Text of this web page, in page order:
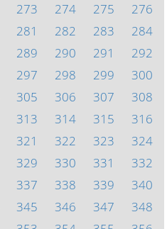
273 274 275
276
281 282 283
284
289 290 291
292
297 298 299
300
305 306 307
308
313 314 315
316
321 322 323
324
329 330 331
332
337 338 339
340
345 346 347
348